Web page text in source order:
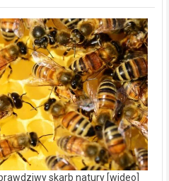
Wręczyca
Wielka
z
dofinansowaniem
ponad
15,6
mln
na
modernizację
oczyszczalni
ścieków
[wideo]
skarb natury [wideo]